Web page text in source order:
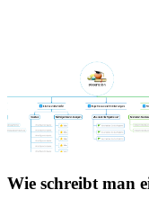
Wie schreibt man